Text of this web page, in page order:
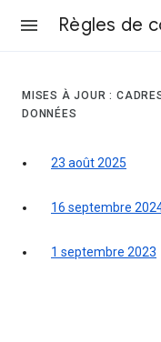
MISES À JOUR :
DONNÉES
23 août 2025
16 septembre
1 septembre 2023